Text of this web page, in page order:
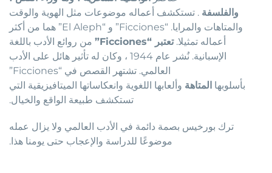
والفلسفة. تستكشف أعماله موضوعات مثل الهوية والوقت
والمتاهات والمرايا. “Ficciones” و “El Aleph” هما من أكثر
أعماله تمثيلا. تعتبر “Ficciones”
من روائع الأدب باللغة
الإسبانية. نُشر عام 1944 ، وكان له تأثير هائل على الأدب
العالمي. تشتهر القصص في “Ficciones”
بأسلوبها المتاهةوألعابها اللغوية وانعكاساتها الميتافيزيقية التي
تستكشف طبيعة الواقع والخيال.
ترك بورخيس بصمة دائمة في الأدب العالمي ولا يزال عمله
موضوعًا للدراسة والإعجاب حتى يومنا هذا.